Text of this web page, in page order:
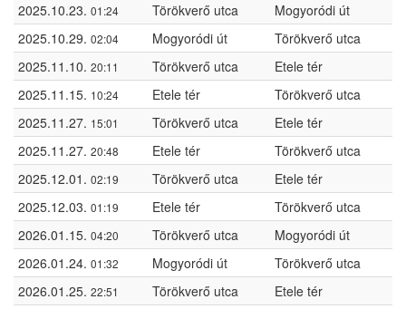
2025.10.23. 01:24 Törökverő utca
Mogyoródi út
2025.10.29. 02:04 Mogyoródi út
Törökverő utca
2025.11.10. 20:11 Törökverő utca
Etele tér
2025.11.15. 10:24 Etele tér
Törökverő utca
2025.11.27. 15:01 Törökverő utca
Etele tér
2025.11.27. 20:48 Etele tér
Törökverő utca
2025.12.01. 02:19 Törökverő utca
Etele tér
2025.12.03. 01:19 Etele tér
Törökverő utca
2026.01.15. 04:20 Törökverő utca
Mogyoródi út
2026.01.24. 01:32 Mogyoródi út
Törökverő utca
2026.01.25. 22:51 Törökverő utca
Etele tér